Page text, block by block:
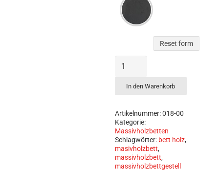
Reset form
aus
nach
–
optional
mit
Baumkante
Menge
In den Warenkorb
Artikelnummer:018-00
Kategorie:
Massivholzbetten
Schlagwörter: bett holz,
masivholzbett,
massivholzbett,
massivholzbettgestell